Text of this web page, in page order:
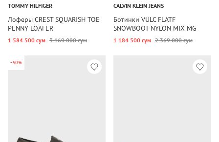
TOMMY HILFIGER
Лоферы CREST SQUARISH TOE
PENNY LOAFER
1 584 500 сум 3 169 000 сум
CALVIN KLEIN JEANS
Ботинки VULC FLATF
SNOWBOOT NYLON MIX MG
1 184 500 сум 2 369 000 сум
-50%